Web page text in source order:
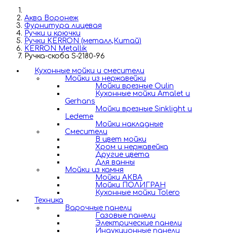
Аква Воронеж
Фурнитура лицевая
Ручки и крючки
Ручки KERRON (металл,Китай)
KERRON Metallik
Ручка-скоба S-2180-96
Кухонные мойки и смесители
Мойки из нержавейки
Мойки врезные Oulin
Кухонные мойки Amalet и
Gerhans
Мойки врезные Sinklight и
Ledeme
Мойки накладные
Смесители
В цвет мойки
Хром и нержавейка
Другие цвета
Для ванны
Мойки из камня
Мойки АКВА
Мойки ПОЛИГРАН
Кухонные мойки Tolero
Техника
Варочные панели
Газовые панели
Электрические панели
Индукционные панели